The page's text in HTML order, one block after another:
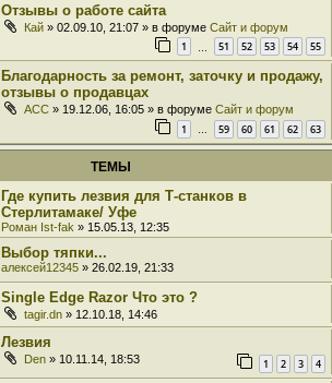
Отзывы о работе сайта
Кай » 02.09.10, 21:07 » в форуме Сайт и форум
1 51 52 53 54 55
Благодарность за ремонт, заточку и продажу,
отзывы о продавцах
ACC » 19.12.06, 16:05 » в форуме Сайт и форум
1 … 59 60 61 62 63
ТЕМЫ
Где купить лезвия для Т-станков в
Стерлитамаке/ Уфе
Роман Ist-fak » 15.05.13, 12:35
Выбор тяпки...
алексей12345 » 26.02.19, 21:33
Single Edge Razor Что это ?
tagir.dn » 12.10.18, 14:46
Лезвия
Den » 10.11.14, 18:53 1 2 3 4